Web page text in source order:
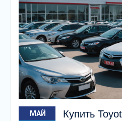
МАЙ
Купить